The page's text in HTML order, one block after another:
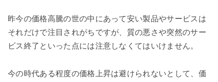
昨今の価格高騰の世の中にあって安い製品やサービスは
それだけで注目されがちですが、質の悪さや突然のサー
ビス終了といった点には注意しなくてはいけません。
今の時代ある程度の価格上昇は避けられないとして、価